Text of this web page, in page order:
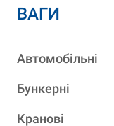
ВАГИ
Автомобільні
Бункерні
Кранові